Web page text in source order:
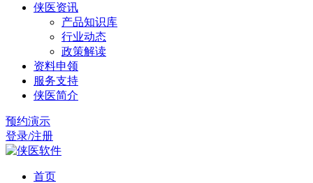
侠医资讯
产品知识库
行业动态
政策解读
资料申领
服务支持
侠医简介
预约演示
登录/注册
首页